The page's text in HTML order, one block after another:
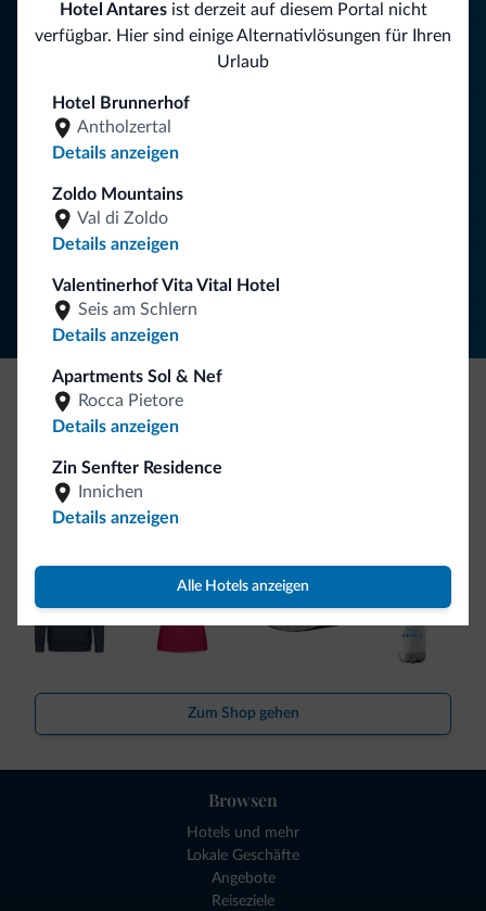
Hotel Antaresist derzeit auf diesem Portal nicht
verfügbar. Hier sind einige Alternativlösungen für Ihren
Urlaub
Hotel Brunnerhof
Antholzertal
Details anzeigen
Zoldo Mountains
Val di Zoldo
Details anzeigen
Valentinerhof Vita Vital Hotel
Seis am Schlern
Details anzeigen
Apartments Sol & Nef
Rocca Pietore
Details anzeigen
Zin Senfter Residence
Innichen
Details anzeigen
Alle Hotels anzeigen
Folgen Sie Dolomiti.it auf
Tipps aus den Dolomiten
Sie erhalten Informationen, exklusive Angebote und
Neuigkeiten für Ihren Urlaub in den Dolomiten.
NEWSLETTER ABONNIEREN
Seien Sie originell, entdecken Sie die neue
Kollektion
So viele von Ihnen haben uns gefragt. Die neue Kollektion
von Dolomiti.it ist da!
Zum Shop gehen
Browsen
Hotels und mehr
Lokale Geschäfte
Angebote
Reiseziele